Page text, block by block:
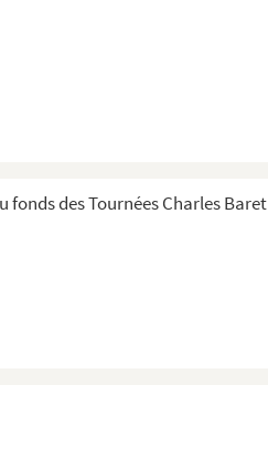
des Tournées Charles Baret